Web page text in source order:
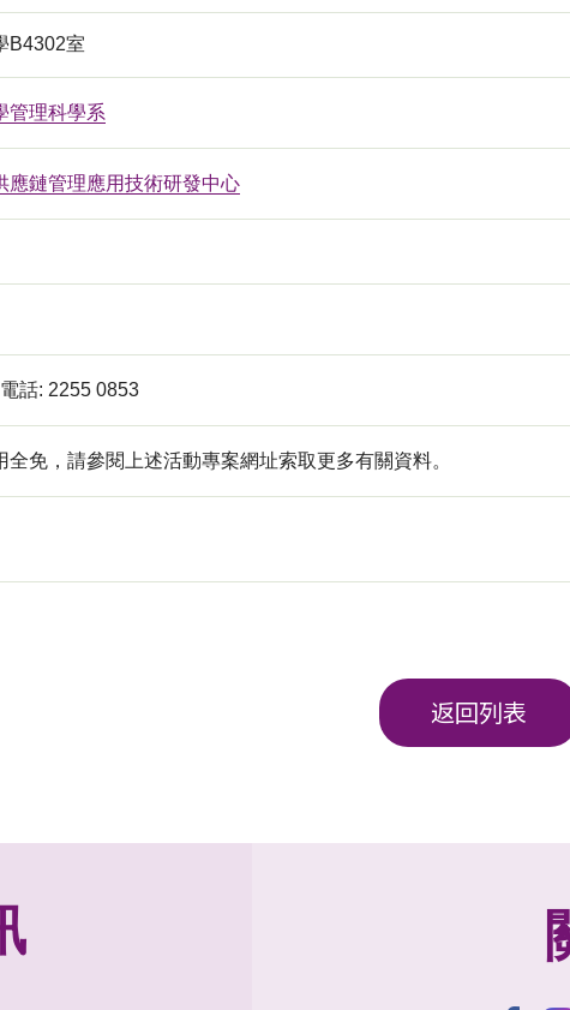
B4302室
管理科學系
應鏈管理應用技術研發中心
話: 2255 0853
全免，請參閱上述活動專案網址索取更多有關資料。
返回列表